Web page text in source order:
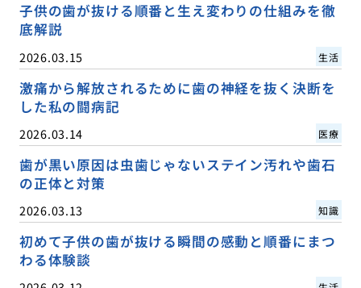
子供の歯が抜ける順番と生え変わりの仕組みを徹
底解説
2026.03.15 生活
激痛から解放されるために歯の神経を抜く決断を
した私の闘病記
2026.03.14 医療
歯が黒い原因は虫歯じゃないステイン汚れや歯石
の正体と対策
2026.03.13 知識
初めて子供の歯が抜ける瞬間の感動と順番にまつ
わる体験談